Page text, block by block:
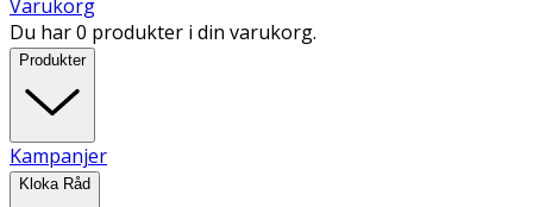
Varukorg
Du har 0 produkter i din varukorg.
Produkter
Kampanjer
Kloka Råd